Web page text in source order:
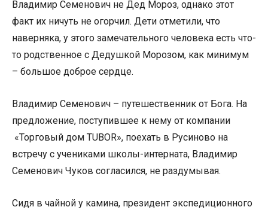
Владимир Семенович не Дед Мороз, однако этот
факт их ничуть не огорчил. Дети отметили, что
наверняка, у этого замечательного человека есть что-
то родственное с Дедушкой Морозом, как минимум
– большое доброе сердце.
Владимир Семенович – путешественник от Бога. На
предложение, поступившее к нему от компании
«Торговый дом TUBOR», поехать в Русиново на
встречу с учениками школы-интерната, Владимир
Семенович Чуков согласился, не раздумывая.
Сидя в чайной у камина, президент экспедиционного